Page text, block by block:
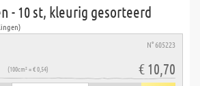
- 10 st, kleurig gesorteerd
N° 605223
(100cm² = € 0,54) € 10,70